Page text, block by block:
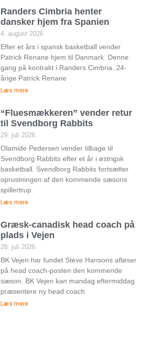
Randers Cimbria henter
dansker hjem fra Spanien
4. august 2026
Efter et års i spansk basketball vender
Patrick Renane hjem til Danmark. Denne
gang på kontrakt i Randers Cimbria. 24-
årige Patrick Renane
Læs mere
“Fluesmækkeren” vender retur
til Svendborg Rabbits
29. juli 2026
Olamide Pedersen vender tilbage til
Svendborg Rabbits efter et år i østrigsk
basketball. Svendborg Rabbits fortsætter
oprustningen af den kommende sæsons
spillertrup.
Læs mere
Græsk-canadisk head coach på
plads i Vejen
28. juli 2026
BK Vejen har fundet Steve Hansons afløser
på head coach-posten den kommende
sæson. BK Vejen kan mandag eftermiddag
præsentere ny head coach
Læs mere